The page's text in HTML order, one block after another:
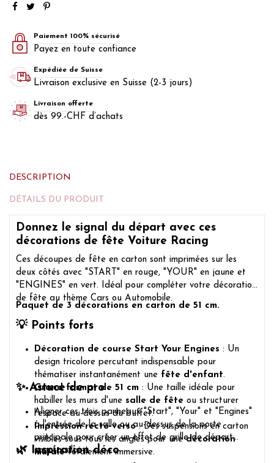
Paiement 100% sécurisé
Payez en toute confiance
Expédiée de Suisse
Livraison exclusive en Suisse (2-3 jours)
Livraison offerte
dès 99.-CHF d’achats
DESCRIPTION
DÉTAILS DU PRODUIT
Donnez le signal du départ avec ces
décorations de fête Voiture Racing
Ces découpes de fête en carton sont imprimées sur les
deux côtés avec "START" en rouge, "YOUR" en jaune et
"ENGINES" en vert. Idéal pour compléter votre décoration
de fête au thème Cars ou Automobile.
Paquet de 3 décorations en carton de 51 cm.
💡 Points forts
Décoration de course Start Your Engines : Un
design tricolore percutant indispensable pour
thématiser instantanément une fête d'enfant.
Grand format de 51 cm : Une taille idéale pour
habiller les murs d'une salle de fête ou structurer
l'espace au-dessus du buffet.
Impression recto-verso: Des suspensions en carton
visibles sous tous les angles pour unedécoration
muraletotalement immersive.
✨ Astuce de pro
Aligner ces trois panneaux "Start", "Your" et "Engines"
à l'entrée de la salle ou au-dessus de la porte
principale pour créer un effet de grille de départ
spectaculaire.
🌿 Inspiration déco